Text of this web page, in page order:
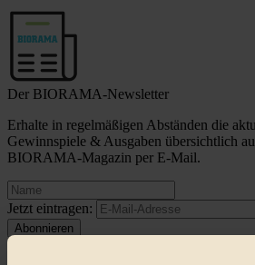
Der BIORAMA-Newsletter
Erhalte in regelmäßigen Abständen die
Gewinnspiele & Ausgaben übersichtlich
BIORAMA-Magazin per E-Mail.
Jetzt eintragen: